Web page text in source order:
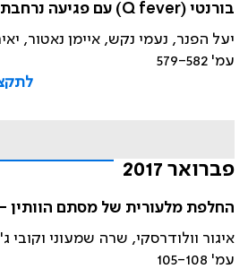
בורנטי (Q fever) עם פגיעה נרחבת בפנים הלב
יעל הפנר, נעמי נקש, איימן נאטור,
עמ' 579-582
פברואר 2017
החלפת מלעורית של מסתם הוותין
איגור וולודרסקי, שרה שמעוני וקובי
עמ' 105-108